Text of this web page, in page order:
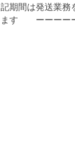
記期間は発送業務
ます ーーーーー